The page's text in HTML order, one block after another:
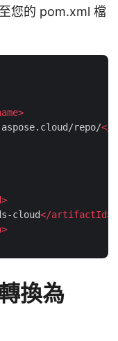
您的 pom.xml 檔
>
repo/</
>
cloud</artifactId>
>
換為